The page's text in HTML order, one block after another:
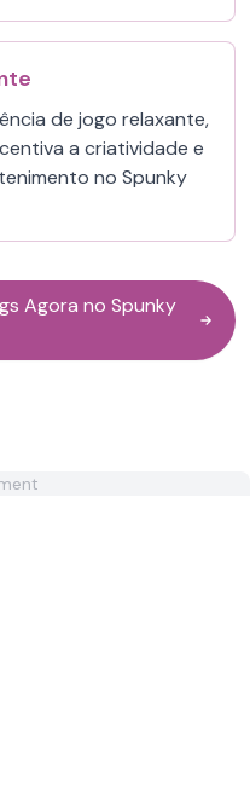
de jogo relaxante,
a criatividade e
no Spunky
Agora no Spunky